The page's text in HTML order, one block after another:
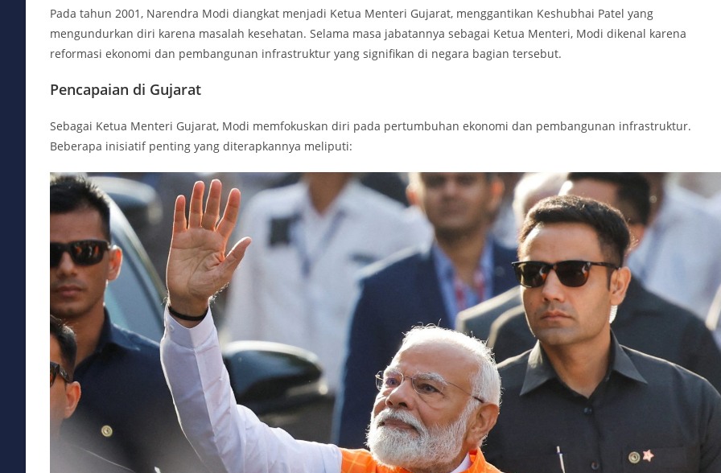
Pada tahun 2001, Narendra Modi diangkat menjadi Ketua Menteri Gujarat, menggantikan Keshubhai Patel yang
mengundurkan diri karena masalah kesehatan. Selama masa jabatannya sebagai Ketua Menteri, Modi dikenal karena
reformasi ekonomi dan pembangunan infrastruktur yang signifikan di negara bagian tersebut.
Pencapaian di Gujarat
Sebagai Ketua Menteri Gujarat, Modi memfokuskan diri pada pertumbuhan ekonomi dan pembangunan infrastruktur.
Beberapa inisiatif penting yang diterapkannya meliputi: